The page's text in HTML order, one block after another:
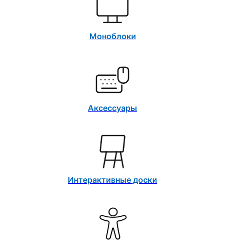
Моноблоки
Аксессуары
Интерактивные доски